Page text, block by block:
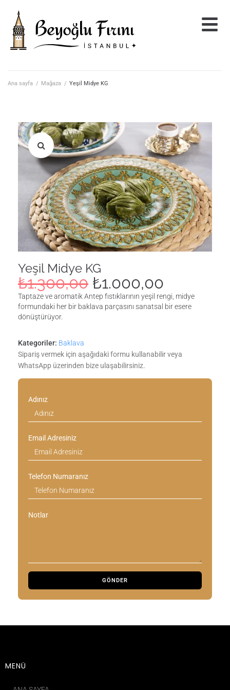
Ana sayfa / Mağaza / Yeşil Midye KG
Yeşil Midye KG
₺1.300,00 ₺1.000,00
Taptaze ve aromatik Antep fıstıklarının yeşil rengi, midye
formundaki her bir baklava parçasını sanatsal bir esere
dönüştürüyor.
Kategoriler: Baklava
Sipariş vermek için aşağıdaki formu kullanabilir veya
WhatsApp üzerinden bize ulaşabilirsiniz.
Adınız
Email Adresiniz
Telefon Numaranız
Notlar
MENÜ